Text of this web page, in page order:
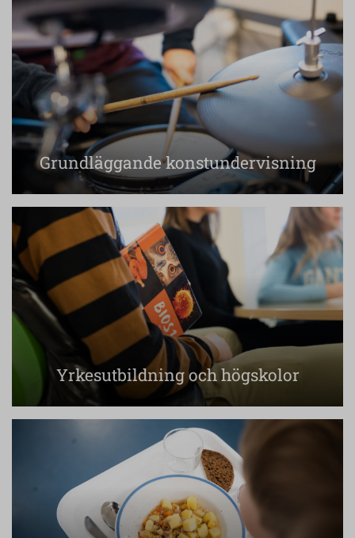
Grundläggande konstundervisning
Yrkesutbildning och högskolor